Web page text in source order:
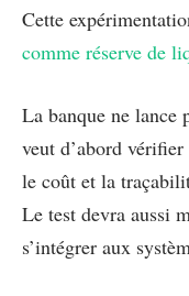
Cette
comme réserve de
La banque ne lance
veut d’abord
le coût et la
Le test devra aussi
s’intégrer aux